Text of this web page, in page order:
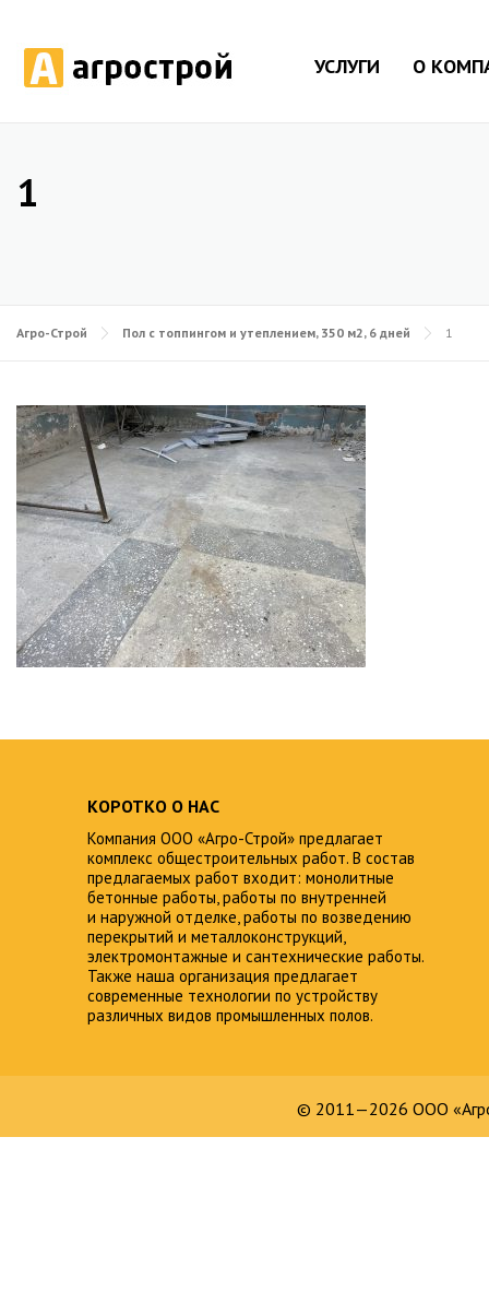
УСЛУГИ О
1
Агро-Строй Пол с топпингом и утеплением, 350 м2, 6 дней 1
КОРОТКО О НАС
Компания ООО «Агро-Строй» предлагает
комплекс общестроительных работ. В состав
предлагаемых работ входит: монолитные
бетонные работы, работы по внутренней
и наружной отделке, работы по возведению
перекрытий и металлоконструкций,
электромонтажные и сантехнические работы.
Также наша организация предлагает
современные технологии по устройству
различных видов промышленных полов.
© 2011—2026 ООО